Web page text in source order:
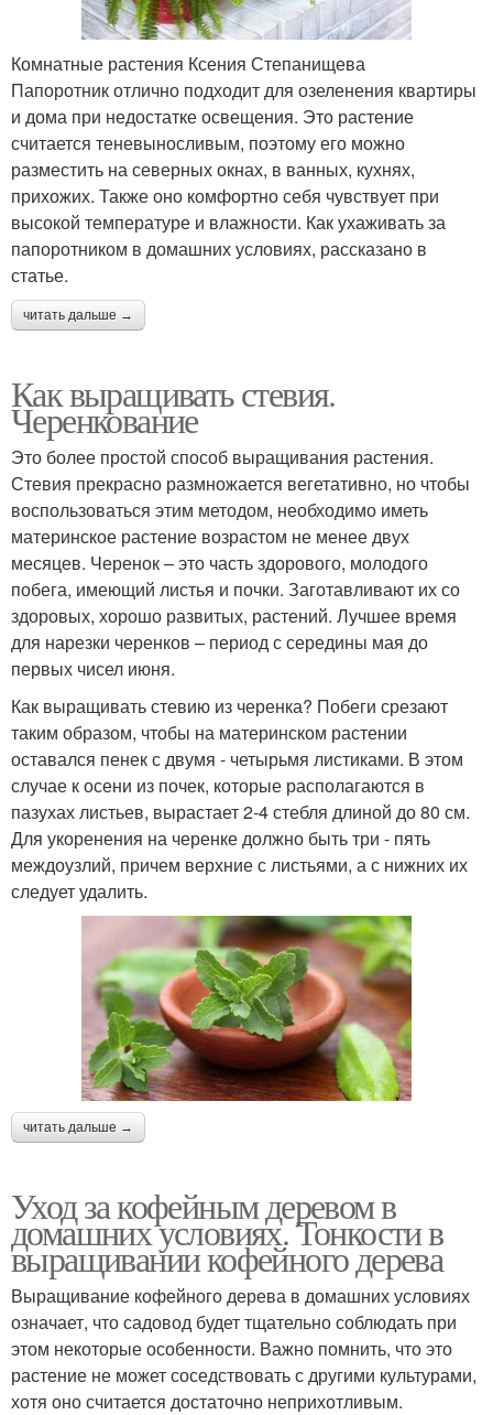
Комнатные растения Ксения Степанищева
Папоротник отлично подходит для озеленения квартиры
и дома при недостатке освещения. Это растение
считается теневыносливым, поэтому его можно
разместить на северных окнах, в ванных, кухнях,
прихожих. Также оно комфортно себя чувствует при
высокой температуре и влажности. Как ухаживать за
папоротником в домашних условиях, рассказано в
статье.
читать дальше →
Как выращивать стевия.
Черенкование
Это более простой способ выращивания растения.
Стевия прекрасно размножается вегетативно, но чтобы
воспользоваться этим методом, необходимо иметь
материнское растение возрастом не менее двух
месяцев. Черенок – это часть здорового, молодого
побега, имеющий листья и почки. Заготавливают их со
здоровых, хорошо развитых, растений. Лучшее время
для нарезки черенков – период с середины мая до
первых чисел июня.
Как выращивать стевию из черенка? Побеги срезают
таким образом, чтобы на материнском растении
оставался пенек с двумя - четырьмя листиками. В этом
случае к осени из почек, которые располагаются в
пазухах листьев, вырастает 2-4 стебля длиной до 80 см.
Для укоренения на черенке должно быть три - пять
междоузлий, причем верхние с листьями, а с нижних их
следует удалить.
читать дальше →
Уход за кофейным деревом в
домашних условиях. Тонкости в
выращивании кофейного дерева
Выращивание кофейного дерева в домашних условиях
означает, что садовод будет тщательно соблюдать при
этом некоторые особенности. Важно помнить, что это
растение не может соседствовать с другими культурами,
хотя оно считается достаточно неприхотливым.